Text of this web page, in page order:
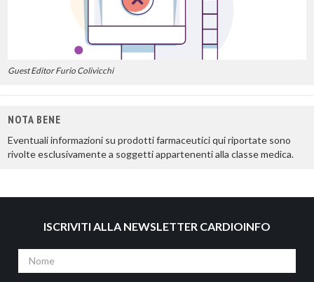
Guest Editor Furio Colivicchi
NOTA BENE
Eventuali informazioni su prodotti farmaceutici qui riportate sono
rivolte esclusivamente a soggetti appartenenti alla classe medica.
ISCRIVITI ALLA NEWSLETTER CARDIOINFO
Nome